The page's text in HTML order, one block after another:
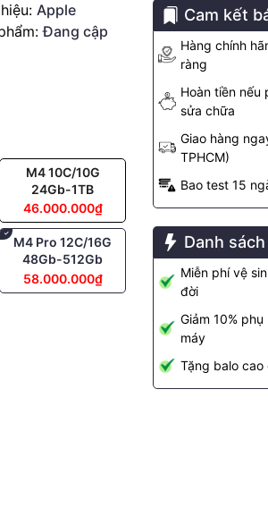
Apple
Đang cập
M4 10C/10G
24Gb-1TB
46.000.000₫
M4 Pro 12C/16G
48Gb-512Gb
58.000.000₫
Cam kết
Hàng chính
ràng
Hoàn tiền nếu
sửa chữa
Giao hàng
TPHCM)
Bao test 15
Danh
Miễn phí vệ
đời
Giảm 10%
máy
Tặng balo
bảnM4, M4 Pro và M4
với hai tuỳ chọn
CPU
M4 Max vượt trội
chọn thấp hơn với
xử lý các ứng dụng
một cách nhanh chóng